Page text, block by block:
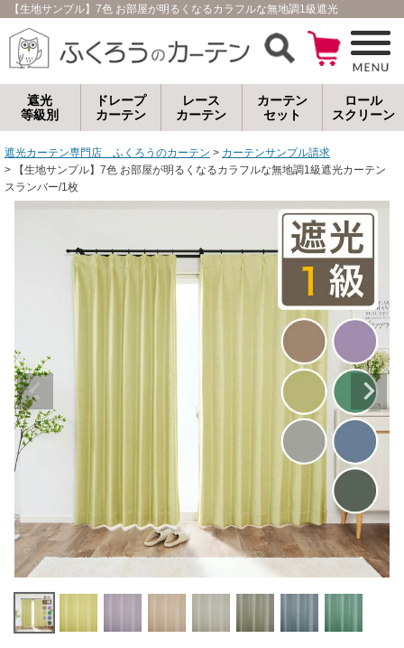
【生地サンプル】7色 お部屋が明るくなるカラフルな無地調1級遮光カーテン
遮光
等級別
ドレープ
カーテン
レース
カーテン
カーテン
セット
ロール
スクリーン
遮光カーテン専門店 ふくろうのカーテン
カーテンサンプル請求
【生地サンプル】7色 お部屋が明るくなるカラフルな無地調1級遮光カーテン
スランバー/1枚